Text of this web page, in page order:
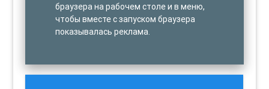
браузера на рабочем столе и в меню,
чтобы вместе с запуском браузера
показывалась реклама.